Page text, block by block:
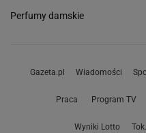
Perfumy damskie
Gazeta.pl Wiadomości
Praca Program TV
Wyniki Lotto